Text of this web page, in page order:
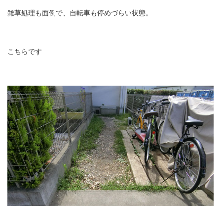
雑草処理も面倒で、自転車も停めづらい状態。
こちらです